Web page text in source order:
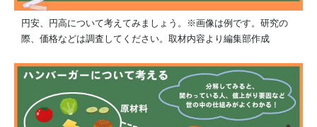
円安、円高について考えてみましょう。※画像は例です。研究の
際、価格などは調査してください。取材内容より編集部作成